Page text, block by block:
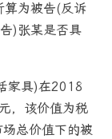
为被告(反诉
)张某是否具
家具)在2018
，该价值为税
总价值下的被